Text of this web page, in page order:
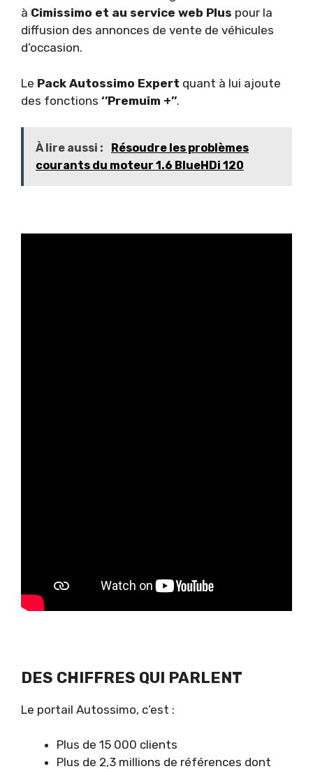
à Cimissimo et au service web Plus pour la
diffusion des annonces de vente de véhicules
d’occasion.
Le Pack Autossimo Expert quant à lui ajoute
des fonctions ‘’Premuim +’’.
À lire aussi :
Résoudre les problèmes
courants du moteur 1.6 BlueHDi 120
DES CHIFFRES QUI PARLENT
Le portail Autossimo, c’est :
Plus de 15 000 clients
Plus de 2,3 millions de références dont